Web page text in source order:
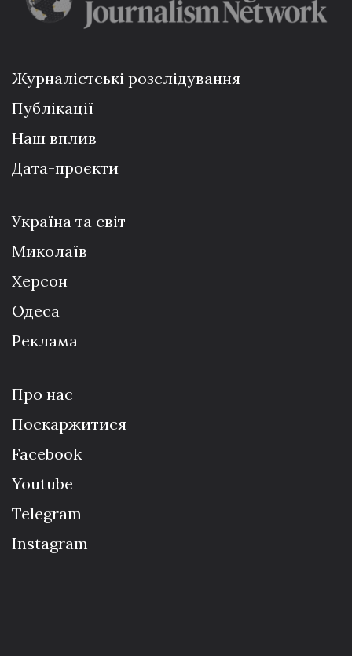
Журналістські розслідування
Публікації
Наш вплив
Дата-проєкти
Україна та світ
Миколаїв
Херсон
Одеса
Реклама
Про нас
Поскаржитися
Facebook
Youtube
Telegram
Instagram